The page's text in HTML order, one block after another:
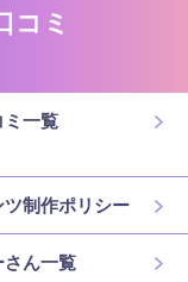
コミ
一覧
ツ制作ポリシー
ん一覧